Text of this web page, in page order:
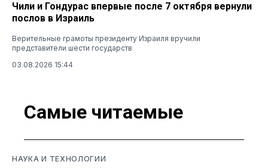
Чили и Гондурас впервые после 7 октября вернули
послов в Израиль
Верительные грамоты президенту Израиля вручили
представители шести государств
03.08.2026 15:44
Самые читаемые
НАУКА И ТЕХНОЛОГИИ